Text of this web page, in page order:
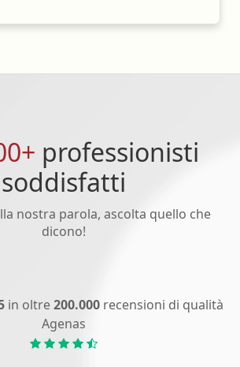
professionisti
soddisfatti
nostra parola, ascolta quello che
dicono!
in oltre200.000recensioni di qualità
Agenas